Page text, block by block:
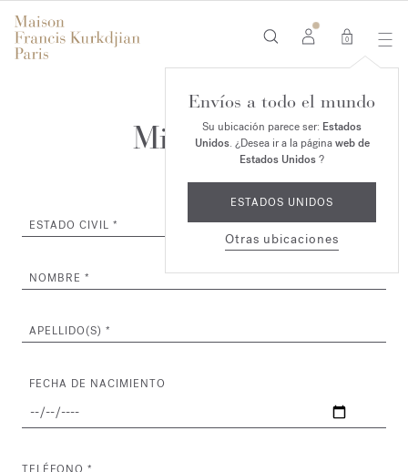
0
Envíos a todo el mundo
Su ubicación parece ser: Estados
Unidos. ¿Desea ir a la páginaweb de
Estados Unidos?
ESTADOS UNIDOS
Otras ubicaciones
Mi Cuenta
ESTADO CIVIL
NOMBRE
APELLIDO(S)
FECHA DE NACIMIENTO